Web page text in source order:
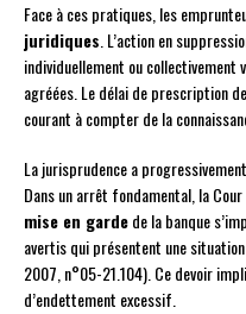
Face à ces pratiques, les
juridiques. L’action en
individuellement ou collectivement
agréées. Le délai de prescription
courant à compter de la
La jurisprudence a
Dans un arrêt fondamental, la
mise en gardede la banque
avertis qui présentent une
2007, n°05-21.104). Ce devoir
d’endettement excessif.